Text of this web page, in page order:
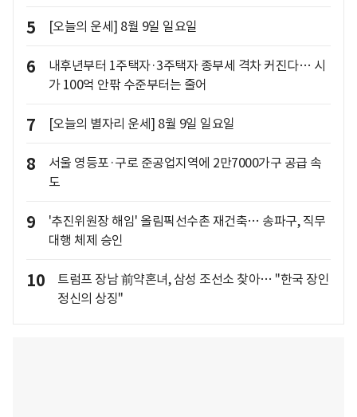
5 [오늘의 운세] 8월 9일 일요일
6
내후년부터 1주택자·3주택자 종부세 격차 커진다… 시
가 100억 안팎 수준부터는 줄어
7 [오늘의 별자리 운세] 8월 9일 일요일
8
서울 영등포·구로 준공업지역에 2만7000가구 공급 속
도
9
'추진위원장 해임' 올림픽선수촌 재건축… 송파구, 직무
대행 체제 승인
10
트럼프 장남 前약혼녀, 삼성 조선소 찾아… "한국 장인
정신의 상징"